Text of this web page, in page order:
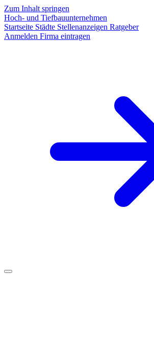
Zum Inhalt springen
Hoch- und Tiefbauunternehmen
Startseite Städte Stellenanzeigen Ratgeber
Anmelden Firma eintragen